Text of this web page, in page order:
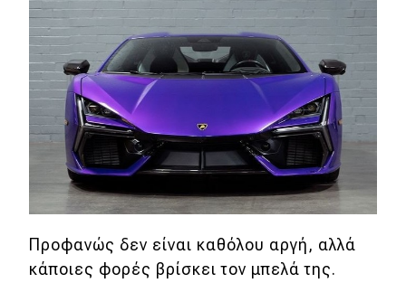
ΚΤΕΟ
Οδική βοήθεια
eDRIVE
DRIVE USED
Προφανώς δεν είναι καθόλου αργή, αλλά
κάποιες φορές βρίσκει τον μπελά της.